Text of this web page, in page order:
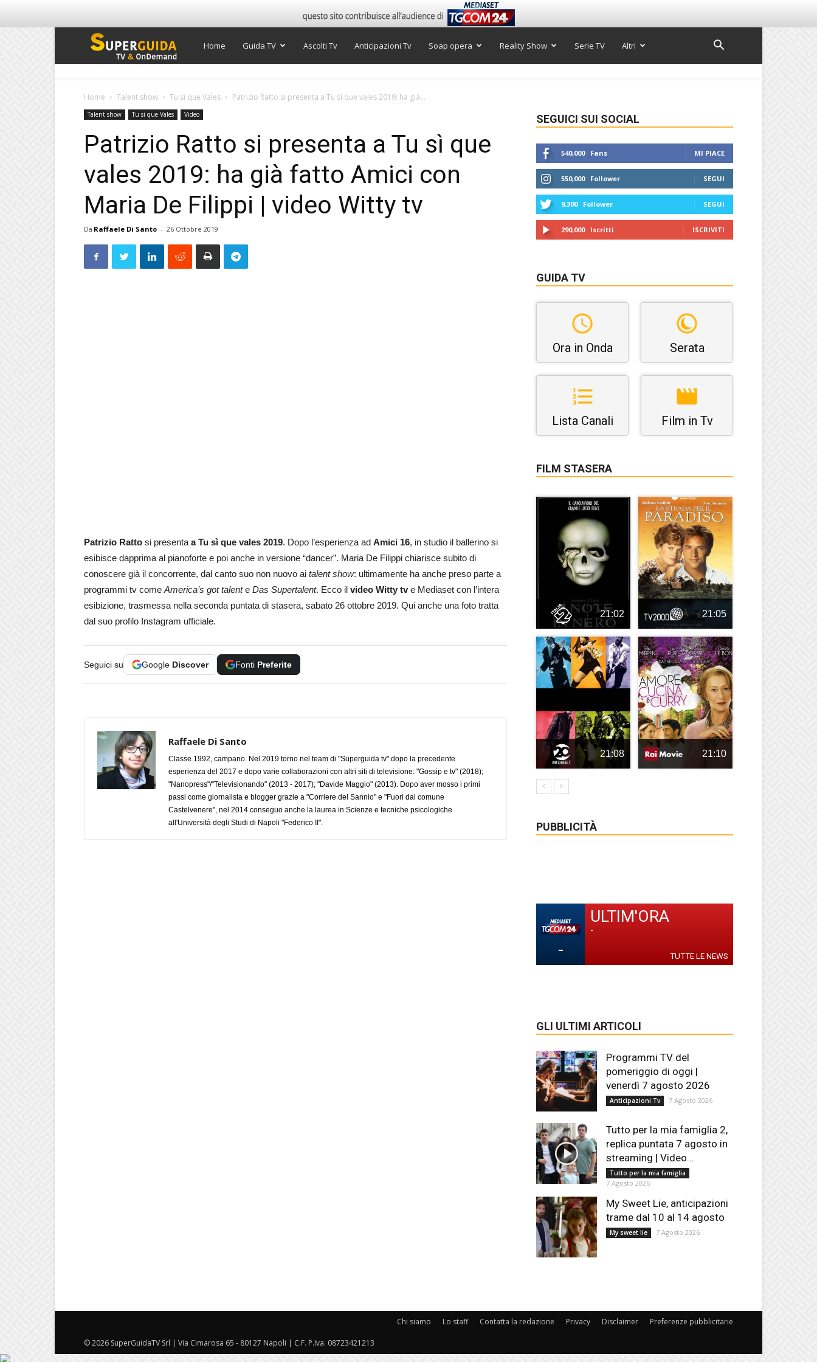
Super
TV
Home Guida TV Ascolti Tv Anticipazioni Tv Soap opera Reality Show Serie TV Altri
Home Talent show Tu si que Vales Patrizio Ratto si presenta a Tu sì que vales 2019: ha già...
Talent show Tu si que Vales Video
Patrizio Ratto si presenta a Tu sì que
vales 2019: ha già fatto Amici con
Maria De Filippi | video Witty tv
Da Raffaele Di Santo - 26 Ottobre 2019
Patrizio Ratto si presenta a Tu sì que vales 2019. Dopo l’esperienza ad Amici 16, in studio il ballerino si
esibisce dapprima al pianoforte e poi anche in versione “dancer”. Maria De Filippi chiarisce subito di
conoscere già il concorrente, dal canto suo non nuovo ai talent show: ultimamente ha anche preso parte a
programmi tv come America’s got talente Das Supertalent. Ecco il video Witty tve Mediaset con l’intera
esibizione, trasmessa nella seconda puntata di stasera, sabato 26 ottobre 2019. Qui anche una foto tratta
dal suo profilo Instagram ufficiale.
Seguici su Google Discover Fonti Preferite
Raffaele Di Santo
Classe 1992, campano. Nel 2019 torno nel team di "Superguida tv" dopo la precedente
esperienza del 2017 e dopo varie collaborazioni con altri siti di televisione: "Gossip e tv" (2018);
"Nanopress"/"Televisionando" (2013 - 2017); "Davide Maggio" (2013). Dopo aver mosso i primi
passi come giornalista e blogger grazie a "Corriere del Sannio" e "Fuori dal comune
Castelvenere", nel 2014 conseguo anche la laurea in Scienze e tecniche psicologiche
all'Università degli Studi di Napoli "Federico II".
SEGUICI SUI SOCIAL
540,000 Fans MI PIACE
550,000 Follower SEGUI
9,300 Follower SEGUI
290,000 Iscritti ISCRIVITI
GUIDA TV
Ora in Onda Serata
Lista Canali Film in Tv
FILM STASERA
21:02 21:05
21:08 21:10
PUBBLICITÀ
-
ULTIM'ORA
-
TUTTE LE NEWS
GLI ULTIMI ARTICOLI
Programmi TV del
pomeriggio di oggi |
venerdì 7 agosto 2026
Anticipazioni Tv 7 Agosto 2026
Tutto per la mia famiglia 2,
replica puntata 7 agosto in
streaming | Video...
Tutto per la mia famiglia
7 Agosto 2026
My Sweet Lie, anticipazioni
trame dal 10 al 14 agosto
My sweet lie 7 Agosto 2026
Chi siamo Lo staff Contatta la redazione Privacy Disclaimer Preferenze pubblicitarie
© 2026 SuperGuidaTV Srl | Via Cimarosa 65 - 80127 Napoli | C.F. P.Iva: 08723421213